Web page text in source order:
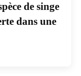
de singe
dans une